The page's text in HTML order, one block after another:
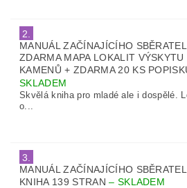
2.
MANUÁL ZAČÍNAJÍCÍHO
ZDARMA MAPA LOKALIT VÝSKYTU
KAMENŮ + ZDARMA 20 KS
SKLADEM
Skvělá kniha pro mladé ale i dospělé.
o...
3.
MANUÁL ZAČÍNAJÍCÍHO
KNIHA 139 STRAN– SKLADEM